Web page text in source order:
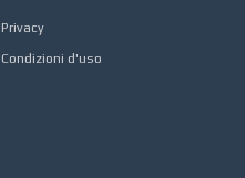
Digital marketing e Web
Privacy
Condizioni d'uso